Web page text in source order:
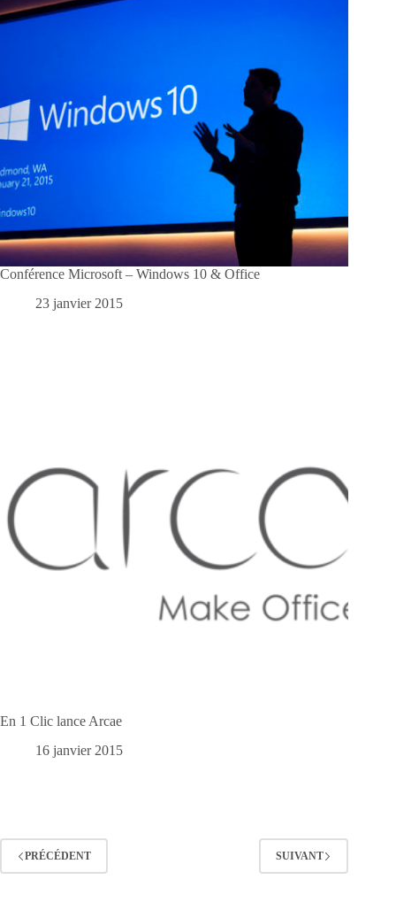
Conférence Microsoft – Windows 10 & Office
23 janvier 2015
En 1 Clic lance Arcae
16 janvier 2015
PRÉCÉDENT SUIVANT